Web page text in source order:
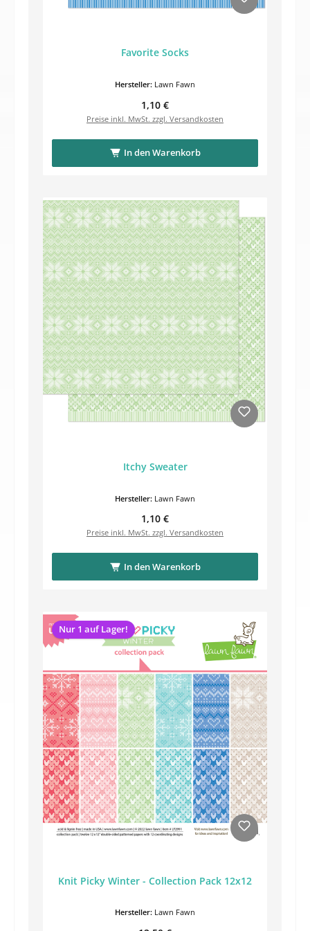
Favorite Socks
Hersteller: Lawn Fawn
Regulärer Preis:
1,10 €
Preise inkl. MwSt. zzgl. Versandkosten
In den Warenkorb
Itchy Sweater
Hersteller: Lawn Fawn
Regulärer Preis:
1,10 €
Preise inkl. MwSt. zzgl. Versandkosten
In den Warenkorb
Nur 1 auf Lager!
Knit Picky Winter - Collection Pack 12x12
Hersteller: Lawn Fawn